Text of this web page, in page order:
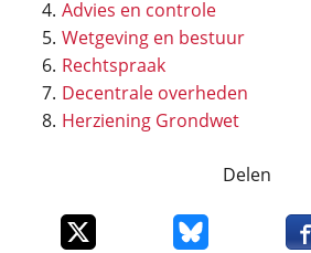
Advies en controle
Wetgeving en bestuur
Rechtspraak
Decentrale overheden
Herziening Grondwet
Delen
Deel dit item op XDeel dit item op